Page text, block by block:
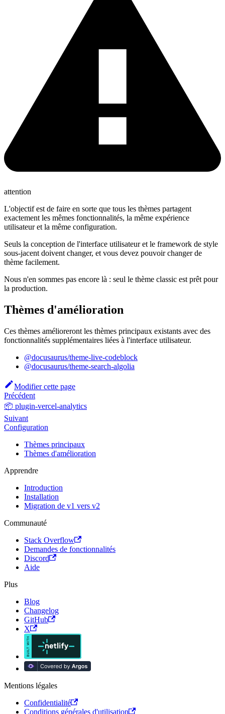
attention
L'objectif est de faire en sorte que tous les thèmes partagent
exactement les mêmes fonctionnalités, la même expérience
utilisateur et la même configuration.
Seuls la conception de l'interface utilisateur et le framework de style
sous-jacent doivent changer, et vous devez pouvoir changer de
thème facilement.
Nous n'en sommes pas encore là : seul le thème classic est prêt pour
la production.
Thèmes d'amélioration
Ces thèmes amélioreront les thèmes principaux existants avec des
fonctionnalités supplémentaires liées à l'interface utilisateur.
@docusaurus/theme-live-codeblock
@docusaurus/theme-search-algolia
Modifier cette page
Précédent
📦 plugin-vercel-analytics
Suivant
Configuration
Thèmes principaux
Thèmes d'amélioration
Apprendre
Introduction
Installation
Migration de v1 vers v2
Communauté
Stack Overflow
Demandes de fonctionnalités
Discord
Aide
Plus
Blog
Changelog
GitHub
X
Mentions légales
Confidentialité
Conditions générales d'utilisation